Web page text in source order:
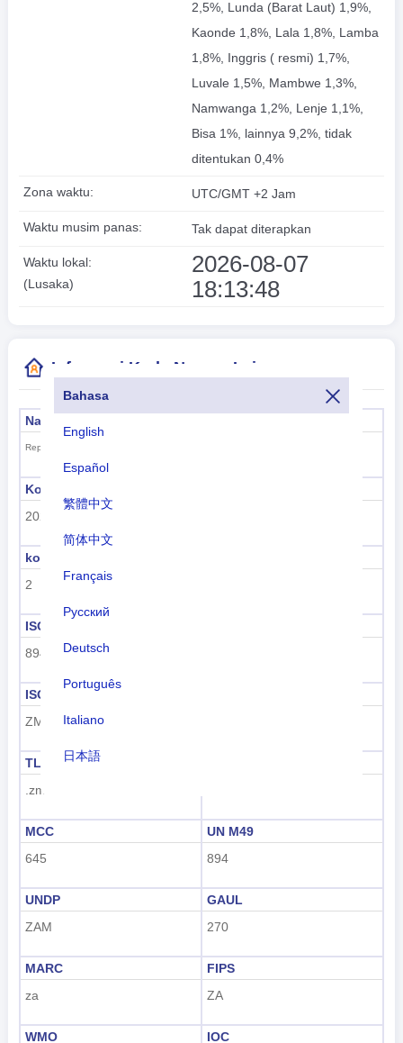
Bahasa
English
Español
繁體中文
简体中文
Français
Русский
Deutsch
Português
Italiano
日本語
2,5%, Lunda (Barat Laut) 1,9%,
Kaonde 1,8%, Lala 1,8%, Lamba
1,8%, Inggris ( resmi) 1,7%,
Luvale 1,5%, Mambwe 1,3%,
Namwanga 1,2%, Lenje 1,1%,
Bisa 1%, lainnya 9,2%, tidak
ditentukan 0,4%
Zona waktu: UTC/GMT +2 Jam
Waktu musim panas: Tak dapat diterapkan
Waktu lokal:
(Lusaka)
2026-08-07
18:13:49
Informasi Kode Negara Lainnya
Nama formal
Republik Zambia
Kode sub wilayah
202
kode wilayah
2
ISO 3166-1 numerik
894
ISO 3166-1-Alfa-3
ZMB
TLD
.zm
MCC
645
UN M49
894
UNDP
ZAM
GAUL
270
MARC
za
FIPS
ZA
WMO
IOC